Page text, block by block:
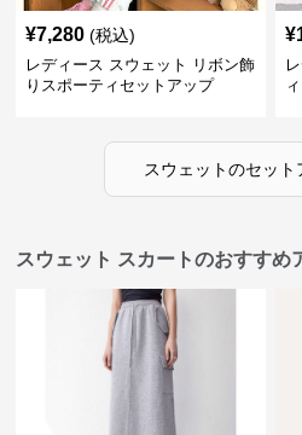
¥7,280 (税込)
レディース スウェット リボン飾
りスポーティセットアップ
¥
スウェットのセット
スウェット スカートのおすすめ